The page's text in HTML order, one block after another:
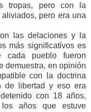
tropas, pero con la
pero era una
las delaciones y la
más significativos es
cada pueblo fueron
demuestra, en opinión
con la doctrina
de libertad y eso era
con 18 años,
años que estuve